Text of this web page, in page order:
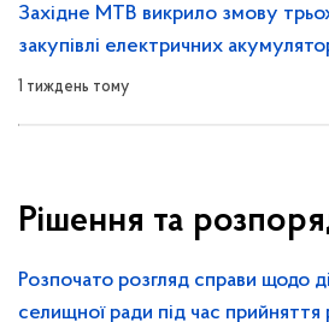
Західне МТВ викрило змову
закупівлі електричних
1 тиждень тому
Рішення та
Розпочато розгляд справи щодо
селищної ради під час прийняття